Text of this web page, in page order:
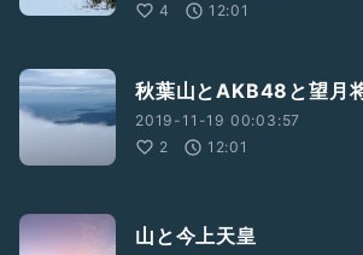
4
12:01
秋葉山とAKB48と望月
2019-11-19 00:03:57
2
12:01
山と今上天皇